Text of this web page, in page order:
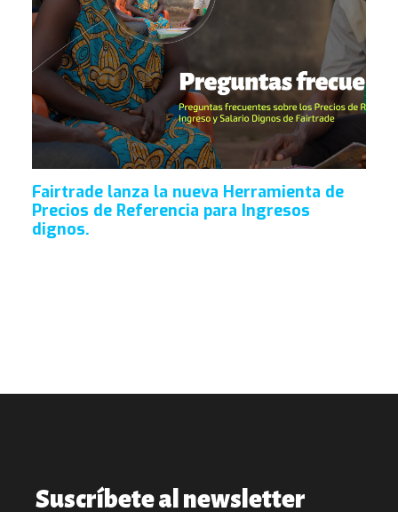
Fairtrade lanza la nueva Herramienta de
Precios de Referencia para Ingresos
dignos.
Suscríbete al newsletter